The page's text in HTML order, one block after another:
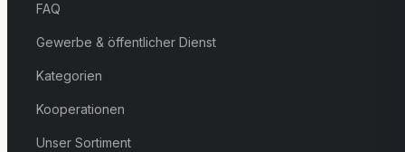
FAQ
Gewerbe & öffentlicher Dienst
Kategorien
Kooperationen
Unser Sortiment